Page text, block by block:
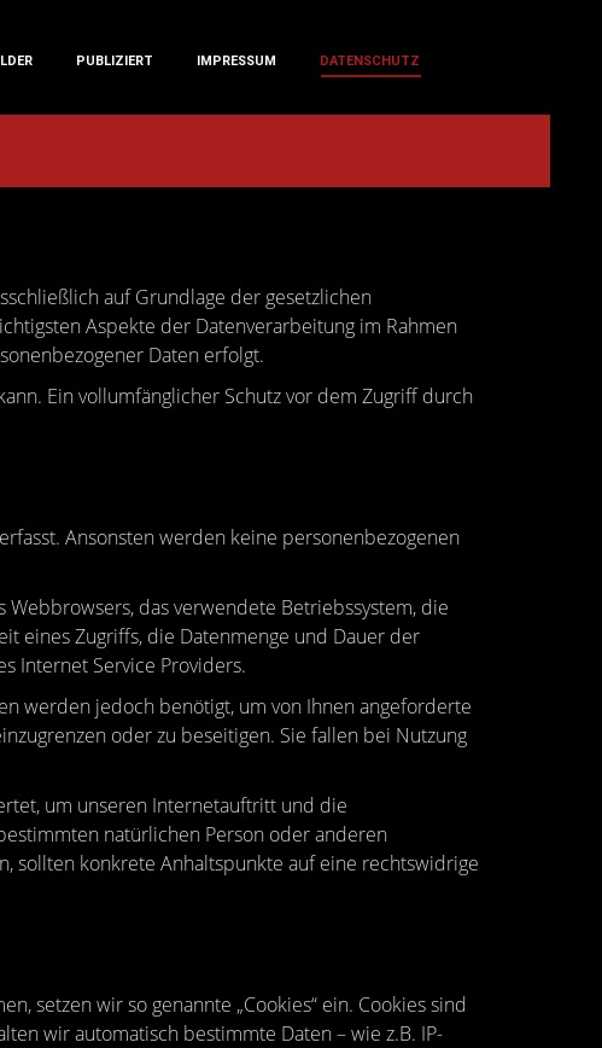
PUBLIZIERT IMPRESSUM DATENSCHUTZ
auf Grundlage der gesetzlichen
Aspekte der Datenverarbeitung im Rahmen
Daten erfolgt.
Ein vollumfänglicher Schutz vor dem Zugriff durch
Ansonsten werden keine personenbezogenen
das verwendete Betriebssystem, die
eines Zugriffs, die Datenmenge und Dauer der
Internet Service Providers.
werden jedoch benötigt, um von Ihnen angeforderte
oder zu beseitigen. Sie fallen bei Nutzung
um unseren Internetauftritt und die
natürlichen Person oder anderen
sollten konkrete Anhaltspunkte auf eine rechtswidrige
setzen wir so genannte „Cookies“ ein. Cookies sind
wir automatisch bestimmte Daten – wie z.B. IP-